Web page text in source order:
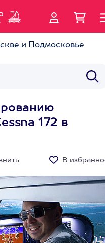
и Подмосковье
172 в
В